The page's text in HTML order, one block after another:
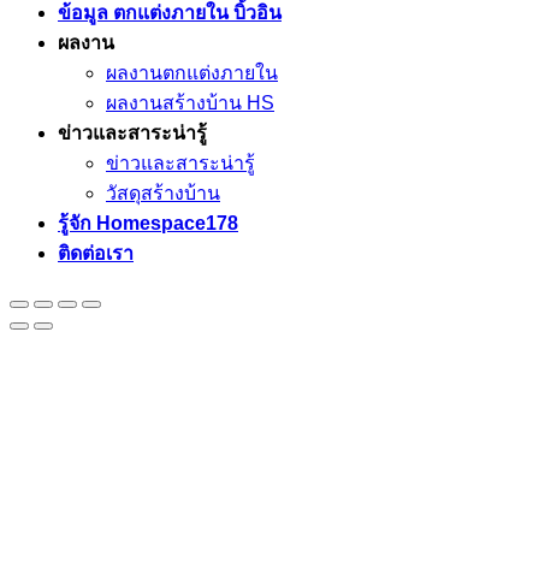
ข้อมูล ตกแต่งภายใน บิ้วอิน
ผลงาน
ผลงานตกแต่งภายใน
ผลงานสร้างบ้าน HS
ข่าวและสาระน่ารู้
ข่าวและสาระน่ารู้
วัสดุสร้างบ้าน
รู้จัก Homespace178
ติดต่อเรา